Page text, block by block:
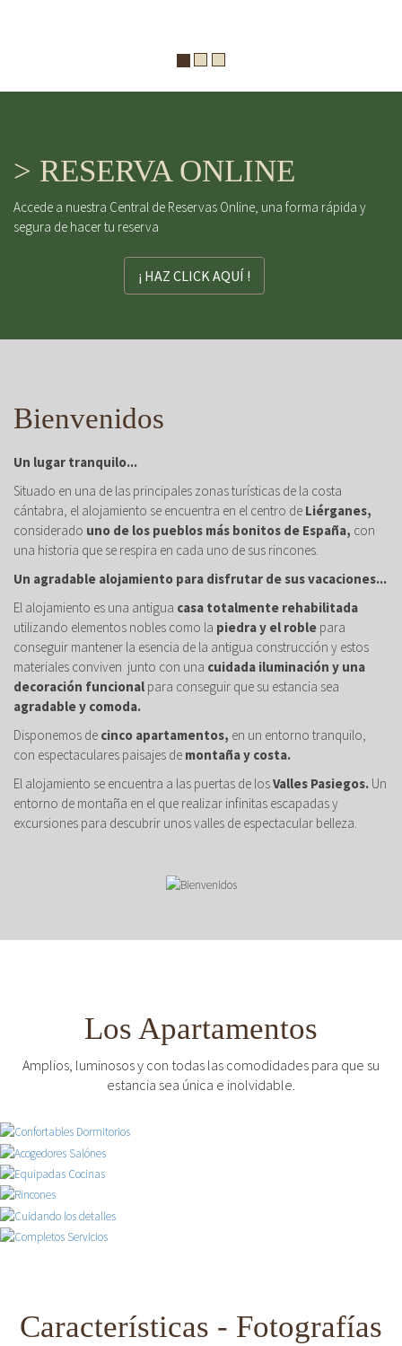
> RESERVA ONLINE
Accede a nuestra Central de Reservas Online, una forma rápida y
segura de hacer tu reserva
¡ HAZ CLICK AQUÍ !
Bienvenidos
Un lugar tranquilo...
Situado en una de las principales zonas turísticas de la costa
cántabra, el alojamiento se encuentra en el centro de Liérganes,
considerado uno de los pueblos más bonitos de España, con
una historia que se respira en cada uno de sus rincones.
Un agradable alojamiento para disfrutar de sus vacaciones...
El alojamiento es una antigua casa totalmente rehabilitada
utilizando elementos nobles como la piedra y el roble para
conseguir mantener la esencia de la antigua construcción y estos
materiales conviven junto con una cuidada iluminación y una
decoración funcional para conseguir que su estancia sea
agradable y comoda.
Disponemos de cinco apartamentos, en un entorno tranquilo,
con espectaculares paisajes de montaña y costa.
El alojamiento se encuentra a las puertas de losValles Pasiegos. Un
entorno de montaña en el que realizar infinitas escapadas y
excursiones para descubrir unos valles de espectacular belleza.
Los Apartamentos
Amplios, luminosos y con todas las comodidades para que su
estancia sea única e inolvidable.
Características - Fotografías